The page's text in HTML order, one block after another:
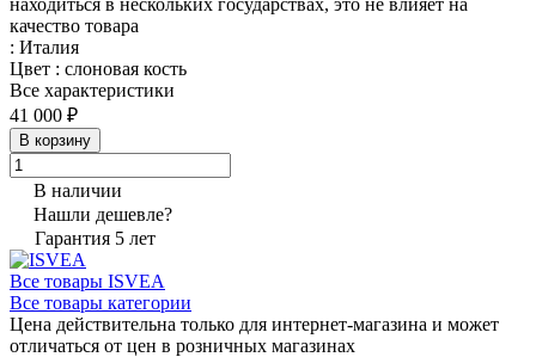
качество товара
: Италия
Цвет : слоновая кость
Все характеристики
41 000 ₽
В корзину
В наличии
Нашли дешевле?
Гарантия 5 лет
Все товары ISVEA
Все товары категории
Цена действительна только для интернет-магазина и может
отличаться от цен в розничных магазинах